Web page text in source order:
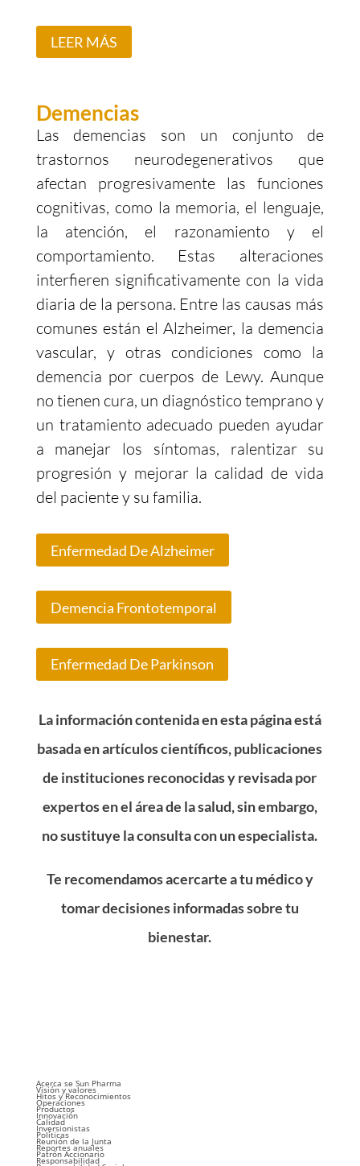
LEER MÁS
Demencias
Las demencias son un conjunto de
trastornos neurodegenerativos que
afectan progresivamente las funciones
cognitivas, como la memoria, el lenguaje,
la atención, el razonamiento y el
comportamiento. Estas alteraciones
interfieren significativamente con la vida
diaria de la persona. Entre las causas más
comunes están el Alzheimer, la demencia
vascular, y otras condiciones como la
demencia por cuerpos de Lewy. Aunque
no tienen cura, un diagnóstico temprano y
un tratamiento adecuado pueden ayudar
a manejar los síntomas, ralentizar su
progresión y mejorar la calidad de vida
del paciente y su familia.
Enfermedad De Alzheimer
Demencia Frontotemporal
Enfermedad De Parkinson
La información contenida en esta página está
basada en artículos científicos, publicaciones
de instituciones reconocidas y revisada por
expertos en el área de la salud, sin embargo,
no sustituye la consulta con un especialista.
Te recomendamos acercarte a tu médico y
tomar decisiones informadas sobre tu
bienestar.
Acerca se Sun Pharma
Visión y valores
Hitos y Reconocimientos
Operaciones
Productos
Innovación
Calidad
Inversionistas
Políticas
Reunión de la Junta
Reportes anuales
Patrón Accionario
Responsabilidad